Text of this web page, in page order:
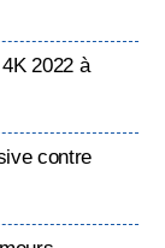
2022 à
contre